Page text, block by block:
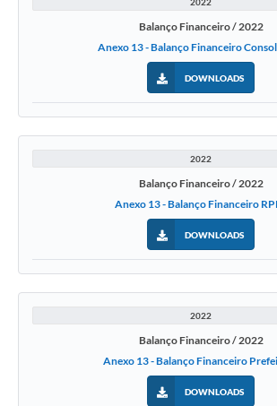
Balanço Financeiro / 2022
Anexo 13 - Balanço Financeiro
DOWNLOADS
2022
Balanço Financeiro / 2022
Anexo 13 - Balanço Financeiro
DOWNLOADS
2022
Balanço Financeiro / 2022
Anexo 13 - Balanço Financeiro
DOWNLOADS